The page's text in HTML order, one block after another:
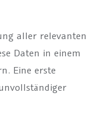
aller relevanten
Daten in einem
Eine erste